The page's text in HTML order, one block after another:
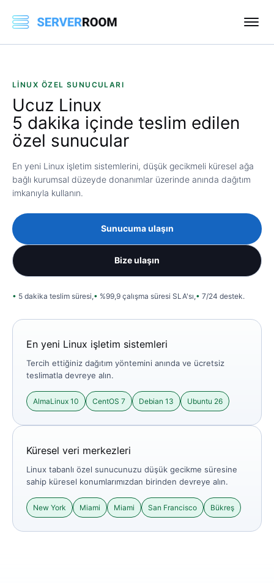
LINUX ÖZEL SUNUCULARI
Ucuz Linux
5 dakika içinde teslim edilen
özel sunucular
En yeni Linux işletim sistemlerini, düşük gecikmeli küresel ağa
bağlı kurumsal düzeyde donanımlar üzerinde anında dağıtım
imkanıyla kullanın.
Sunucuma ulaşın
Bize ulaşın
5 dakika teslim süresi, %99,9 çalışma süresi SLA'sı, 7/24 destek.
En yeni Linux işletim sistemleri
Tercih ettiğiniz dağıtım yöntemini anında ve ücretsiz
teslimatla devreye alın.
AlmaLinux 10 CentOS 7 Debian 13 Ubuntu 26
Küresel veri merkezleri
Linux tabanlı özel sunucunuzu düşük gecikme süresine
sahip küresel konumlarımızdan birinden devreye alın.
New York Miami Miami San Francisco Bükreş